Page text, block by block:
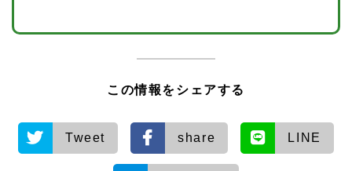
この情報をシェアする
Tweet share LINE